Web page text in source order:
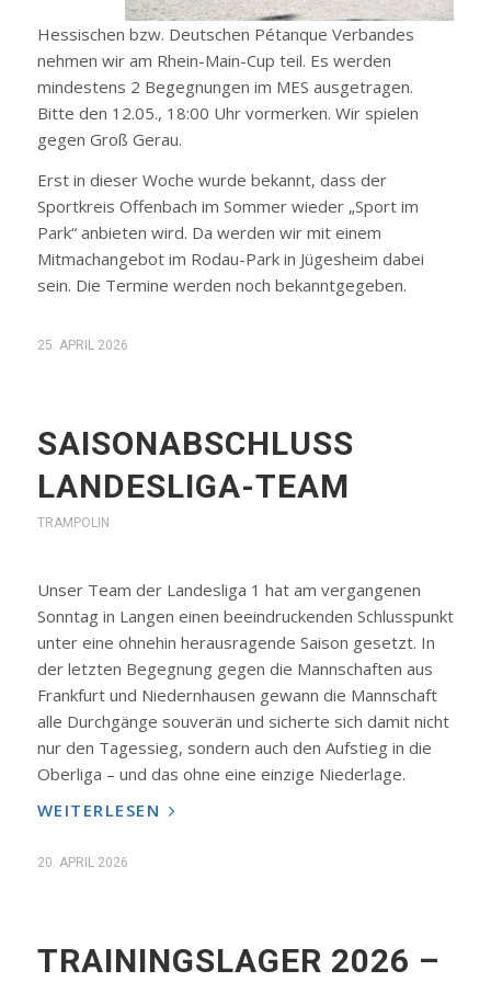
Hessischen bzw. Deutschen Pétanque Verbandes
nehmen wir am Rhein-Main-Cup teil. Es werden
mindestens 2 Begegnungen im MES ausgetragen.
Bitte den 12.05., 18:00 Uhr vormerken. Wir spielen
gegen Groß Gerau.
Erst in dieser Woche wurde bekannt, dass der
Sportkreis Offenbach im Sommer wieder „Sport im
Park“ anbieten wird. Da werden wir mit einem
Mitmachangebot im Rodau-Park in Jügesheim dabei
sein. Die Termine werden noch bekanntgegeben.
25. APRIL 2026
SAISONABSCHLUSS
LANDESLIGA-TEAM
TRAMPOLIN
Unser Team der Landesliga 1 hat am vergangenen
Sonntag in Langen einen beeindruckenden Schlusspunkt
unter eine ohnehin herausragende Saison gesetzt. In
der letzten Begegnung gegen die Mannschaften aus
Frankfurt und Niedernhausen gewann die Mannschaft
alle Durchgänge souverän und sicherte sich damit nicht
nur den Tagessieg, sondern auch den Aufstieg in die
Oberliga – und das ohne eine einzige Niederlage.
WEITERLESEN
20. APRIL 2026
TRAININGSLAGER 2026 –